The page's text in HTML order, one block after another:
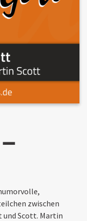
zwischen
und Scott. Martin